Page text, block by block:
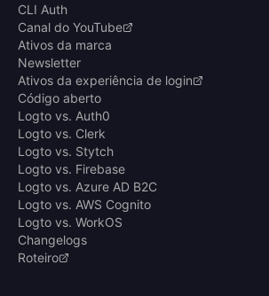
CLI Auth
Canal do YouTube
Ativos da marca
Newsletter
Ativos da experiência de login
Código aberto
Logto vs. Auth0
Logto vs. Clerk
Logto vs. Stytch
Logto vs. Firebase
Logto vs. Azure AD B2C
Logto vs. AWS Cognito
Logto vs. WorkOS
Changelogs
Roteiro